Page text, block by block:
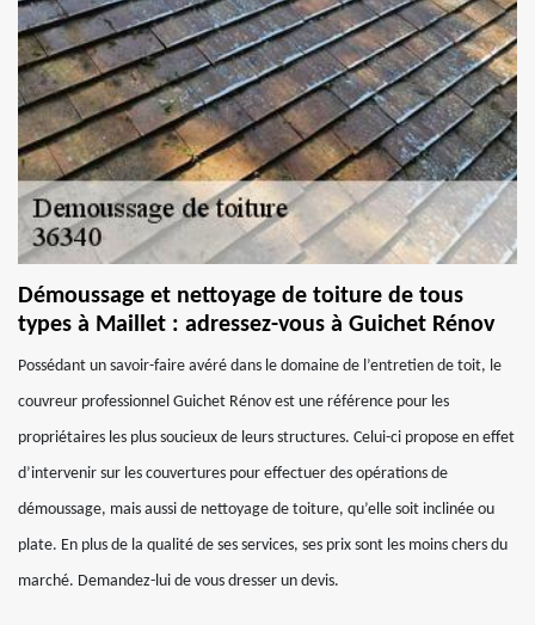
Démoussage et nettoyage de toiture de tous
types à Maillet : adressez-vous à Guichet Rénov
Possédant un savoir-faire avéré dans le domaine de l’entretien de toit, le
couvreur professionnel Guichet Rénov est une référence pour les
propriétaires les plus soucieux de leurs structures. Celui-ci propose en effet
d’intervenir sur les couvertures pour effectuer des opérations de
démoussage, mais aussi de nettoyage de toiture, qu’elle soit inclinée ou
plate. En plus de la qualité de ses services, ses prix sont les moins chers du
marché. Demandez-lui de vous dresser un devis.